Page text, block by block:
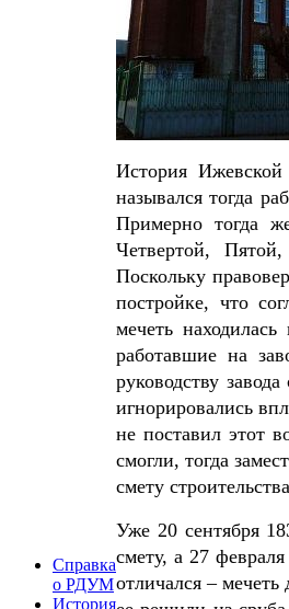
Справка
о РДУМ
История
История
назывался тогда
Примерно тогда
Четвертой,
Поскольку
постройке, что
мечеть
работавшие на
руководству
игнорировались
не поставил этот
смогли, тогда
смету
Уже 20 сентября
смету, а 27
отличался –